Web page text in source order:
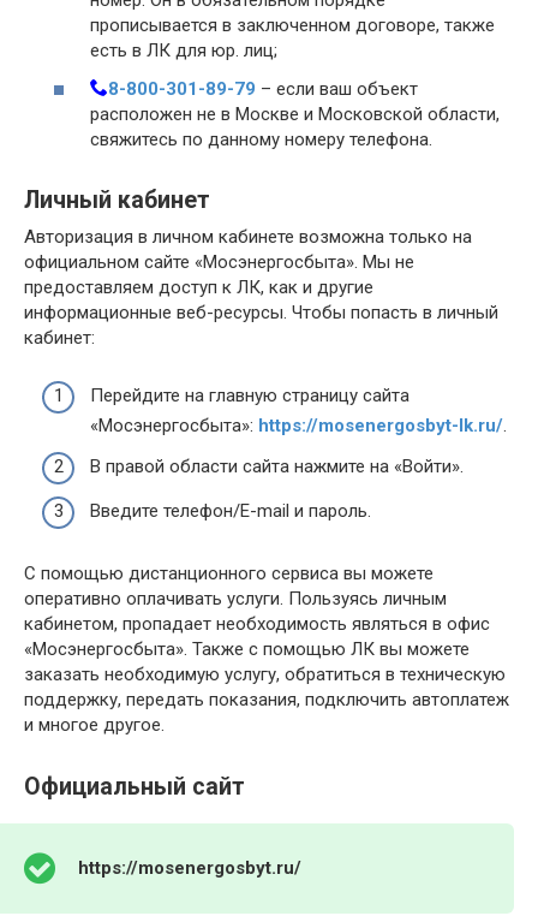
прописывается в заключенном договоре, также
есть в ЛК для юр. лиц;
8-800-301-89-79 – если ваш объект
расположен не в Москве и Московской области,
свяжитесь по данному номеру телефона.
Личный кабинет
Авторизация в личном кабинете возможна только на
официальном сайте «Мосэнергосбыта». Мы не
предоставляем доступ к ЛК, как и другие
информационные веб-ресурсы. Чтобы попасть в личный
кабинет:
Перейдите на главную страницу сайта
«Мосэнергосбыта»: https://mosenergosbyt-lk.ru/.
В правой области сайта нажмите на «Войти».
Введите телефон/E-mail и пароль.
С помощью дистанционного сервиса вы можете
оперативно оплачивать услуги. Пользуясь личным
кабинетом, пропадает необходимость являться в офис
«Мосэнергосбыта». Также с помощью ЛК вы можете
заказать необходимую услугу, обратиться в техническую
поддержку, передать показания, подключить автоплатеж
и многое другое.
Официальный сайт
https://mosenergosbyt.ru/